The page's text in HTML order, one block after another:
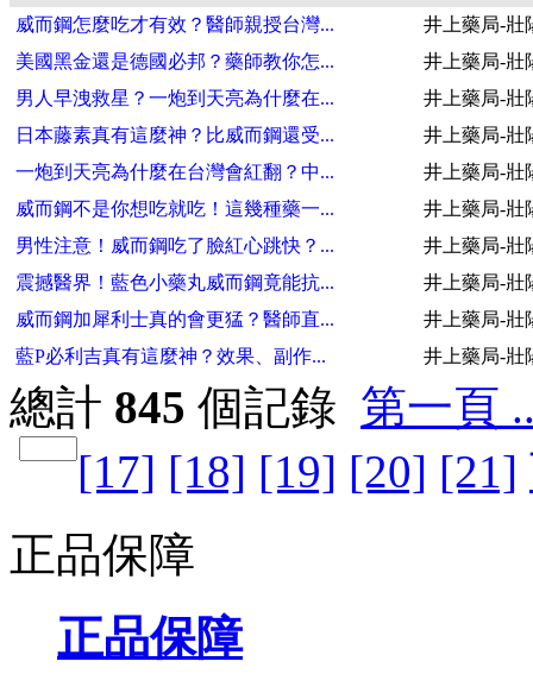
威而鋼怎麼吃才有效？醫師親授台灣...
井上藥局-壯
美國黑金還是德國必邦？藥師教你怎...
井上藥局-壯
男人早洩救星？一炮到天亮為什麼在...
井上藥局-壯
日本藤素真有這麼神？比威而鋼還受...
井上藥局-壯
一炮到天亮為什麼在台灣會紅翻？中...
井上藥局-壯
威而鋼不是你想吃就吃！這幾種藥一...
井上藥局-壯
男性注意！威而鋼吃了臉紅心跳快？...
井上藥局-壯
震撼醫界！藍色小藥丸威而鋼竟能抗...
井上藥局-壯
威而鋼加犀利士真的會更猛？醫師直...
井上藥局-壯
藍P必利吉真有這麼神？效果、副作...
井上藥局-壯
總計 845 個記錄 第一頁
[17] [18] [19] [20] [21]
正品保障
正品保障